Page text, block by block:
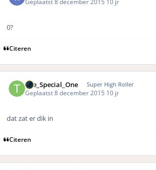
0?
Citeren
The_Special_One Super High Roller
Geplaatst8 december 2015 10 jr
dat zat er dik in
Citeren